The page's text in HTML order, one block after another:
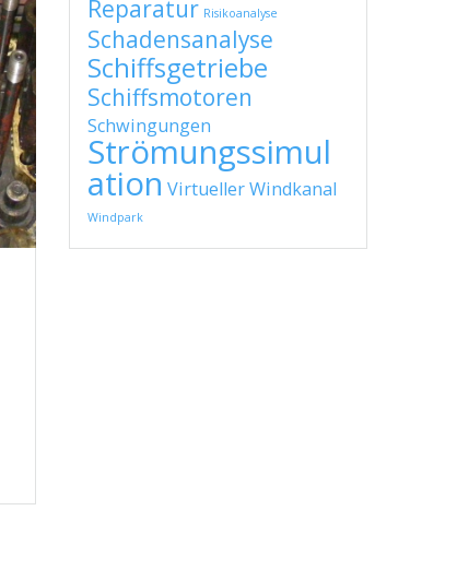
Reparatur Risikoanalyse
Schadensanalyse
Schiffsgetriebe
Schiffsmotoren
Schwingungen
Strömungssimul
ation Virtueller Windkanal
Windpark